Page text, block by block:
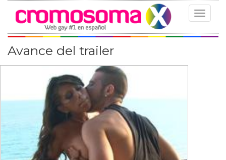
Toggle
Avance del trailer